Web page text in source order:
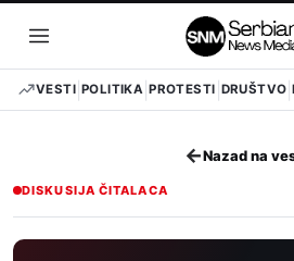
sadržaj
Otvori
meni
VESTI POLITIKA PROTESTI DRUŠTVO
←Nazad na
DISKUSIJA ČITALACA